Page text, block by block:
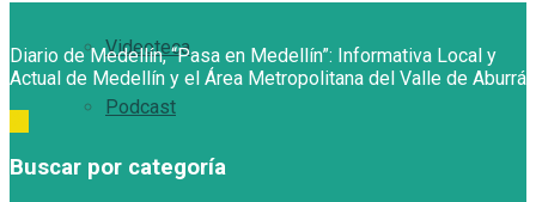
Videoteca
Podcast
Diario de Medellín, “Pasa en Medellín”: Informativa Local y
Actual de Medellín y el Área Metropolitana del Valle de Aburrá
Buscar por categoría